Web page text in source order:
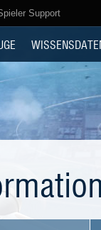
Support